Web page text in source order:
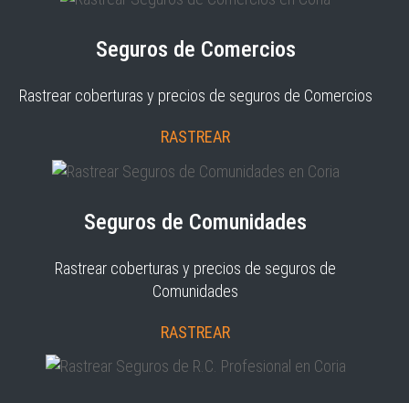
Seguros de Comercios
Rastrear coberturas y precios de seguros de Comercios
RASTREAR
Seguros de Comunidades
Rastrear coberturas y precios de seguros de
Comunidades
RASTREAR